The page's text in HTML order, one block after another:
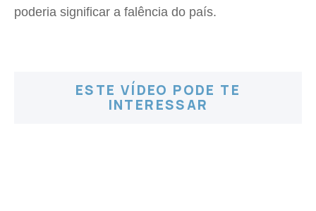
poderia significar a falência do país.
ESTE VÍDEO PODE TE
INTERESSAR